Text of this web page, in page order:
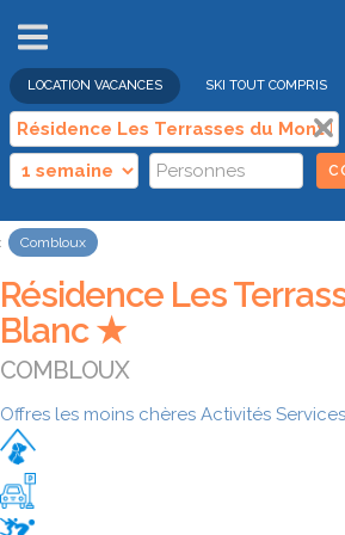
LOCATION VACANCES SKI TOUT COMPRIS
Combloux
Résidence Les
Blanc ★
COMBLOUX
Offres les moins chères Activités Services